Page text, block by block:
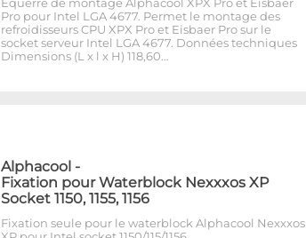
Pro pour Intel LGA 4677. Permet le montage des
refroidisseurs CPU XPX Pro et Eisbaer Pro sur le
socket serveur Intel LGA 4677. Données techniques
Dimensions (L x l x H) 118,60…
Alphacool -
Fixation pour Waterblock Nexxxos XP
Socket 1150, 1155, 1156
Fixation seule pour le waterblock Alphacool Nexxxos